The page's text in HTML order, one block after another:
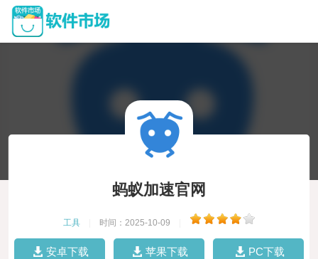
蚂蚁加速官网
工具 时间：2025-10-09
安卓下载 苹果下载 PC下载